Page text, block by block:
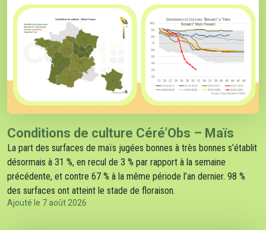
Conditions de culture Céré’Obs – Maïs
La part des surfaces de maïs jugées bonnes à très bonnes s’établit
désormais à 31 %, en recul de 3 % par rapport à la semaine
précédente, et contre 67 % à la même période l’an dernier. 98 %
des surfaces ont atteint le stade de floraison.
Ajouté le 7 août 2026